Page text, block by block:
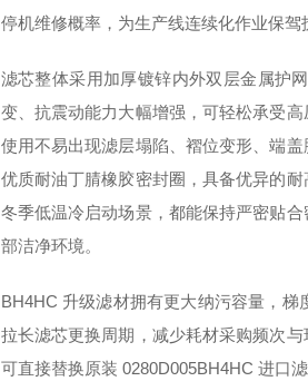
停机维修概率，为生产线连续化作业保驾
滤芯整体采用加厚镀锌内外双层金属护
变、抗震动能力大幅增强，可轻松承受
使用不易出现滤层塌陷、褶位变形、端
优质耐油丁腈橡胶密封圈，具备优异的
冬季低温冷启动场景，都能保持严密贴
部洁净环境。
BH4HC 升级滤材拥有更大纳污容量，
拉长滤芯更换周期，减少耗材采购频次
可直接替换原装 0280D005BH4HC 进口